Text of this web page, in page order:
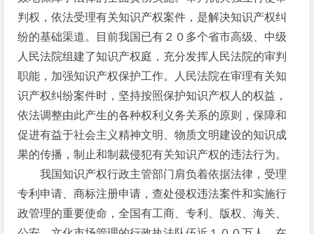
判权，依法受理有关知识产权案件，是解决知识产权纠
纷的基础渠道。目前我国已有２０多个省市高级、中级
人民法院组建了知识产权庭，充分发挥人民法院的审判
职能，加强知识产权保护工作。人民法院在审理有关知
识产权纠纷案件时，坚持按照保护知识产权人的权益，
依法调整由此产生的各种权利义务关系的原则，保障和
促进有益于社会主义精神文明、物质文明建设的知识成
果的传播，制止和制裁侵犯有关知识产权的违法行为。
我国知识产权行政主管部门肩负着依据法律，受理
专利申请、商标注册申请，查处侵权违法案件和实施行
政管理的重要使命，全国有工商、专利、版权、海关、